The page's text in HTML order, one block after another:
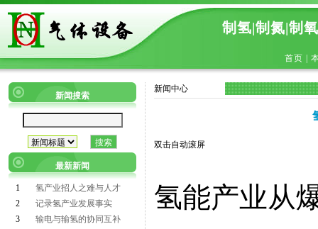
制氢|制氮|制
首页
新闻搜索
最新新闻
1
氢产业招人之难与人才
2
记录氢产业发展事实
3
输电与输氢的协同互补
新闻中心
双击自动滚屏
氢能产业从